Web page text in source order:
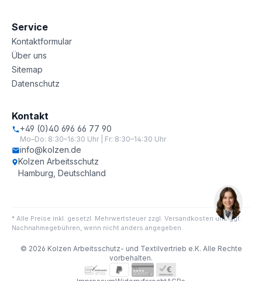
Service
Kontaktformular
Über uns
Sitemap
Datenschutz
Kontakt
+49 (0)40 696 66 77 90
Mo–Do: 8:30–16:30 Uhr | Fr: 8:30–14:30 Uhr
info@kolzen.de
Kolzen Arbeitsschutz
Hamburg, Deutschland
* Alle Preise inkl. gesetzl. Mehrwertsteuer zzgl. Versandkosten und ggf.
Nachnahmegebühren, wenn nicht anders angegeben.
© 2026 Kolzen Arbeitsschutz- und Textilvertrieb e.K. Alle Rechte
vorbehalten.